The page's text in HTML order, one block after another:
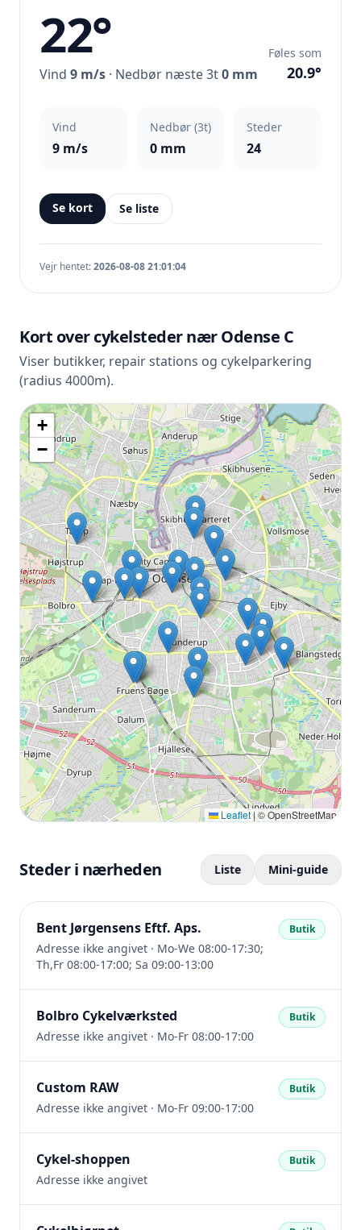
22°
Vind 9 m/s · Nedbør næste 3t0 mm
Føles som
20.9°
Vind
9 m/s
Nedbør (3t)
0 mm
Steder
24
Se kort Se liste
Vejr hentet:2026-08-08 21:01:04
Kort over cykelsteder nær Odense C
Viser butikker, repair stations og cykelparkering
(radius 4000m).
+
−
Leaflet|© OpenStreetMap
Steder i nærheden Liste Mini-guide
Bent Jørgensens Eftf. Aps.
Adresse ikke angivet · Mo-We 08:00-17:30;
Th,Fr 08:00-17:00; Sa 09:00-13:00
Butik
Bolbro Cykelværksted
Adresse ikke angivet · Mo-Fr 08:00-17:00
Butik
Custom RAW
Adresse ikke angivet · Mo-Fr 09:00-17:00
Butik
Cykel-shoppen
Adresse ikke angivet
Butik